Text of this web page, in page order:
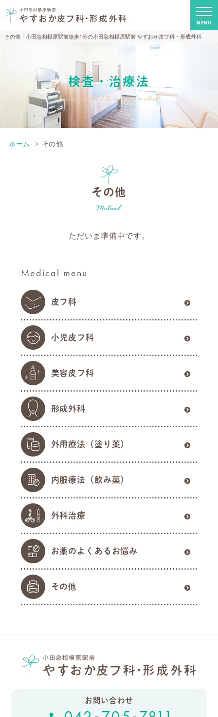
MENU
検査・治療法
Examination / Treatment method
その他｜小田急相模原駅前徒歩1分の小田急相模原駅前 やすおか皮フ科・形成外科
ホーム その他
その他
ただいま準備中です。
Medical menu
皮フ科
小児皮フ科
美容皮フ科
形成外科
外用療法（塗り薬）
内服療法（飲み薬）
外科治療
お薬のよくあるお悩み
その他
お問い合わせ